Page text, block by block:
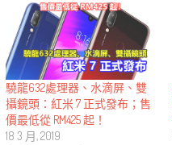
驍龍632處理器、水滴屏、雙
攝鏡頭：紅米 7 正式發布；售
價最低從 RM425 起！
18 3 月, 2019